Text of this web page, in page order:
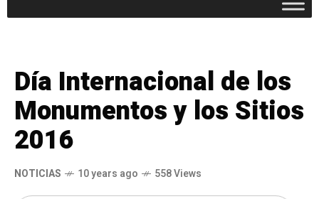
Día Internacional de los
Monumentos y los Sitios
2016
NOTICIAS 10 years ago 558 Views